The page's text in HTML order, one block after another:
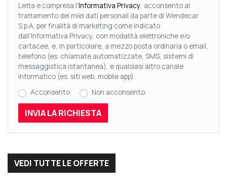
Letta e compresa l’Informativa Privacy , acconsento al
trattamento dei miei dati personali da parte di Wendecar
S.p.A. per finalità di marketing come indicato
dall’Informativa Privacy, con modalità elettroniche e/o
cartacee, e, in particolare, a mezzo posta ordinaria o email,
telefono (es. chiamate automatizzate, SMS, sistemi di
messaggistica istantanea), e qualsiasi altro canale
informatico (es. siti web, mobile app).
Acconsento
Non acconsento
VEDI TUTTE LE OFFERTE